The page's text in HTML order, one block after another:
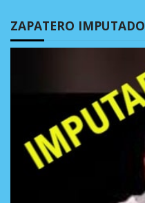
ZAPATERO IMPUTADO